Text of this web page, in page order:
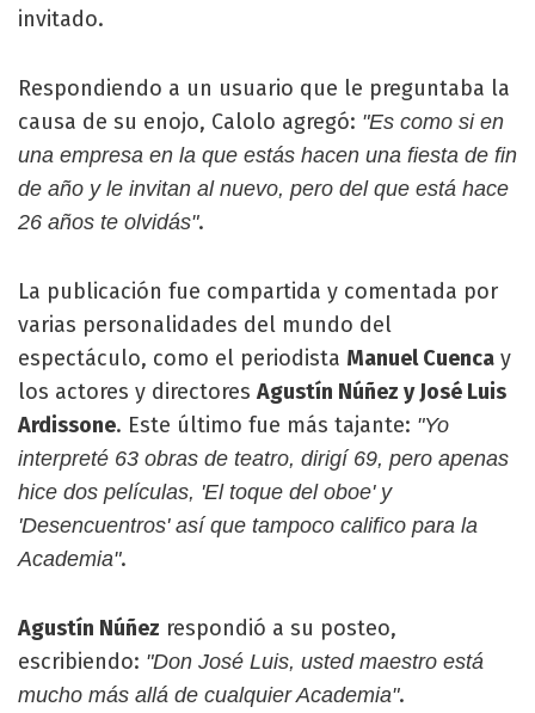
invitado.
Respondiendo a un usuario que le preguntaba la
causa de su enojo, Calolo agregó: "Es como si en
una empresa en la que estás hacen una fiesta de fin
de año y le invitan al nuevo, pero del que está hace
26 años te olvidás".
La publicación fue compartida y comentada por
varias personalidades del mundo del
espectáculo, como el periodista Manuel Cuenca y
los actores y directores Agustín Núñez y José Luis
Ardissone. Este último fue más tajante: "Yo
interpreté 63 obras de teatro, dirigí 69, pero apenas
hice dos películas, 'El toque del oboe' y
'Desencuentros' así que tampoco califico para la
Academia".
Agustín Núñez respondió a su posteo,
escribiendo: "Don José Luis, usted maestro está
mucho más allá de cualquier Academia".